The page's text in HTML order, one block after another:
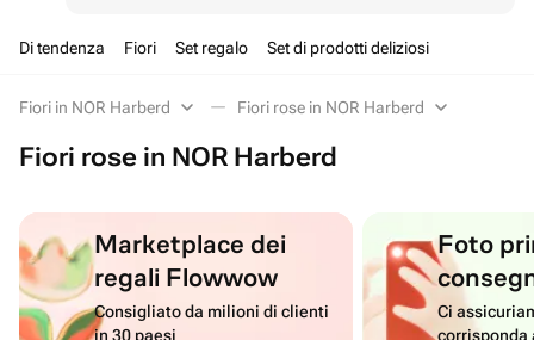
Di tendenza Fiori Set regalo Set di prodotti deliziosi
Fiori in NOR Harberd Fiori rose in NOR Harberd
Fiori rose in NOR Harberd
Marketplace dei
regali Flowwow
Consigliato da milioni di clienti
in 30 paesi
Foto
Ci
corrisponda